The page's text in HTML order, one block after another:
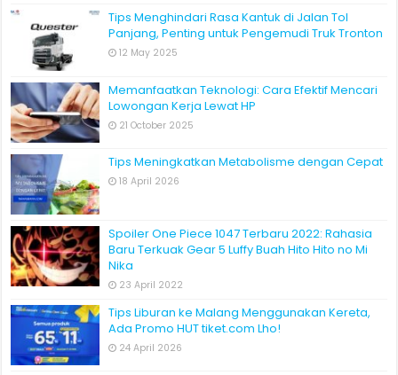
Tips Menghindari Rasa Kantuk di Jalan Tol
Panjang, Penting untuk Pengemudi Truk Tronton
12 May 2025
Memanfaatkan Teknologi: Cara Efektif Mencari
Lowongan Kerja Lewat HP
21 October 2025
Tips Meningkatkan Metabolisme dengan Cepat
18 April 2026
Spoiler One Piece 1047 Terbaru 2022: Rahasia
Baru Terkuak Gear 5 Luffy Buah Hito Hito no Mi
Nika
23 April 2022
Tips Liburan ke Malang Menggunakan Kereta,
Ada Promo HUT tiket.com Lho!
24 April 2026